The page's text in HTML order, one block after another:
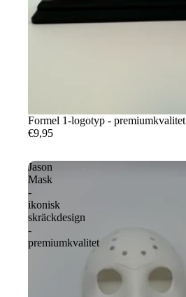
Formel 1-logotyp - premiumkvalitet
€9,95
Jason
Mask
-
ikonisk
skräckdesign
-
premiumkvalitet